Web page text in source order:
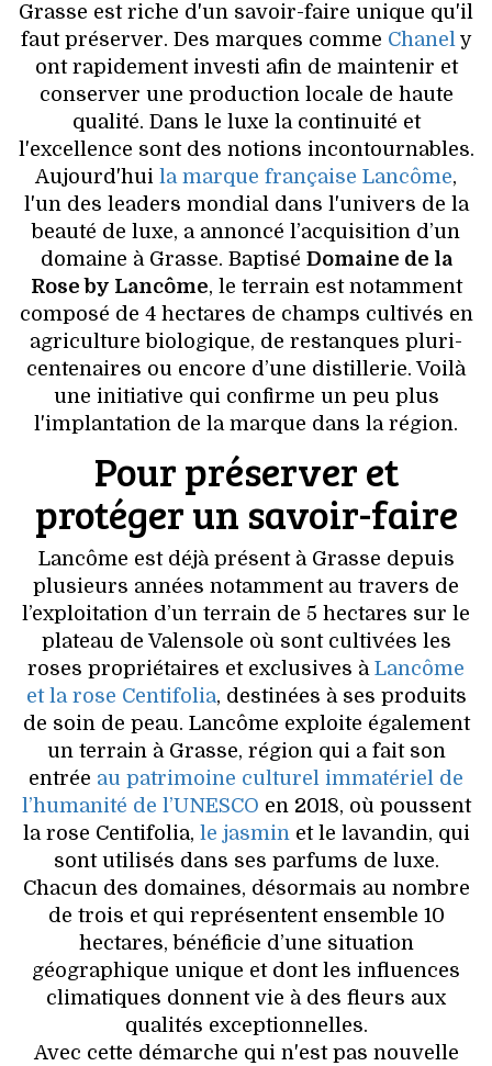
DÉCO
VOYAGES & LOISIRS
Grasse est riche d'un savoir-faire unique qu'il
faut préserver. Des marques comme Chanely
ont rapidement investi afin de maintenir et
conserver une production locale de haute
qualité. Dans le luxe la continuité et
l'excellence sont des notions incontournables.
Aujourd'hui la marque française Lancôme,
l'un des leaders mondial dans l'univers de la
beauté de luxe, a annoncé l’acquisition d’un
domaine à Grasse. Baptisé Domaine de la
Rose by Lancôme, le terrain est notamment
composé de 4 hectares de champs cultivés en
agriculture biologique, de restanques pluri-
centenaires ou encore d’une distillerie. Voilà
une initiative qui confirme un peu plus
l'implantation de la marque dans la région.
Pour préserver et
protéger un savoir-faire
Lancôme est déjà présent à Grasse depuis
plusieurs années notamment au travers de
l’exploitation d’un terrain de 5 hectares sur le
plateau de Valensole où sont cultivées les
roses propriétaires et exclusives à Lancôme
et la rose Centifolia, destinées à ses produits
de soin de peau. Lancôme exploite également
un terrain à Grasse, région qui a fait son
entrée au patrimoine culturel immatériel de
l’humanité de l’UNESCO en 2018, où poussent
la rose Centifolia, le jasminet le lavandin, qui
sont utilisés dans ses parfums de luxe.
Chacun des domaines, désormais au nombre
de trois et qui représentent ensemble 10
hectares, bénéficie d’une situation
géographique unique et dont les influences
climatiques donnent vie à des fleurs aux
qualités exceptionnelles.
Avec cette démarche qui n'est pas nouvelle